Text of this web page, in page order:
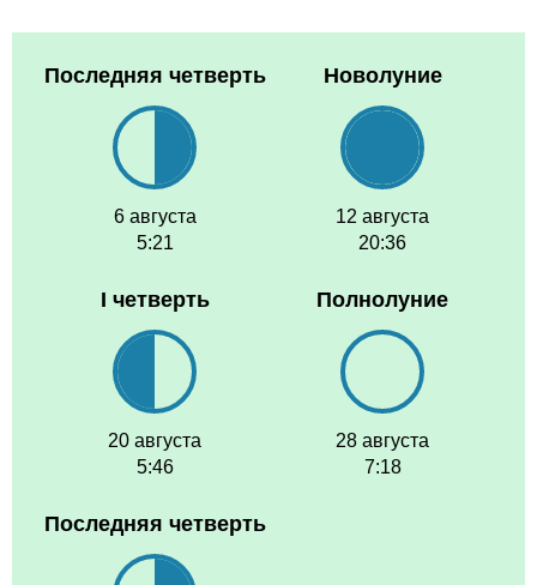
Последняя четверть
6 августа
5:21
Новолуние
12 августа
20:36
I четверть
20 августа
5:46
Полнолуние
28 августа
7:18
Последняя четверть